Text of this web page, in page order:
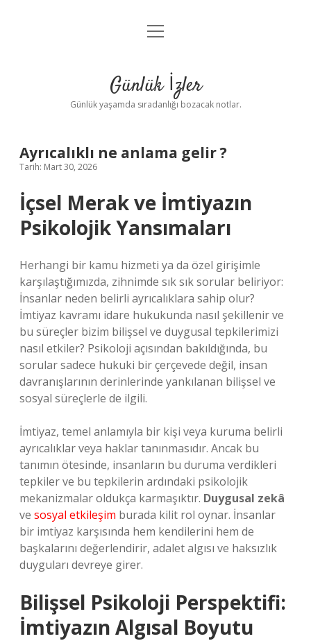
Anasayfa
Yasal Uyarı
menüyü
Günlük İzler
Günlük yaşamda sıradanlığı bozacak notlar.
Ayrıcalıklı ne anlama gelir ?
Tarih: Mart 30, 2026
İçsel Merak ve İmtiyazın
Psikolojik Yansımaları
Herhangi bir kamu hizmeti ya da özel girişimle
karşılaştığımızda, zihnimde sık sık sorular beliriyor:
İnsanlar neden belirli ayrıcalıklara sahip olur?
İmtiyaz kavramı idare hukukunda nasıl şekillenir ve
bu süreçler bizim bilişsel ve duygusal tepkilerimizi
nasıl etkiler? Psikoloji açısından bakıldığında, bu
sorular sadece hukuki bir çerçevede değil, insan
davranışlarının derinlerinde yankılanan bilişsel ve
sosyal süreçlerle de ilgili.
İmtiyaz, temel anlamıyla bir kişi veya kuruma belirli
ayrıcalıklar veya haklar tanınmasıdır. Ancak bu
tanımın ötesinde, insanların bu duruma verdikleri
tepkiler ve bu tepkilerin ardındaki psikolojik
mekanizmalar oldukça karmaşıktır. Duygusal zekâ
ve sosyal etkileşim burada kilit rol oynar. İnsanlar
bir imtiyaz karşısında hem kendilerini hem de
başkalarını değerlendirir, adalet algısı ve haksızlık
duyguları devreye girer.
Bilişsel Psikoloji Perspektifi:
İmtiyazın Algısal Boyutu